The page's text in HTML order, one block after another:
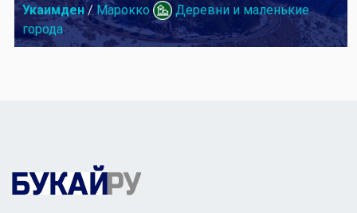
Укаимден/ Марокко
Деревни и маленькие
города